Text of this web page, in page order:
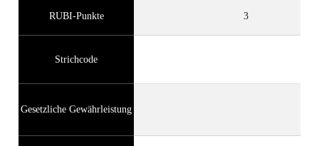
RUBI-Punkte 3
Strichcode
Gesetzliche Gewährleistung